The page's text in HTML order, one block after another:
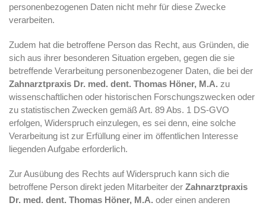
personenbezogenen Daten nicht mehr für diese Zwecke
verarbeiten.
Zudem hat die betroffene Person das Recht, aus Gründen, die
sich aus ihrer besonderen Situation ergeben, gegen die sie
betreffende Verarbeitung personenbezogener Daten, die bei der
Zahnarztpraxis Dr. med. dent. Thomas Höner, M.A. zu
wissenschaftlichen oder historischen Forschungszwecken oder
zu statistischen Zwecken gemäß Art. 89 Abs. 1 DS-GVO
erfolgen, Widerspruch einzulegen, es sei denn, eine solche
Verarbeitung ist zur Erfüllung einer im öffentlichen Interesse
liegenden Aufgabe erforderlich.
Zur Ausübung des Rechts auf Widerspruch kann sich die
betroffene Person direkt jeden Mitarbeiter der Zahnarztpraxis
Dr. med. dent. Thomas Höner, M.A. oder einen anderen